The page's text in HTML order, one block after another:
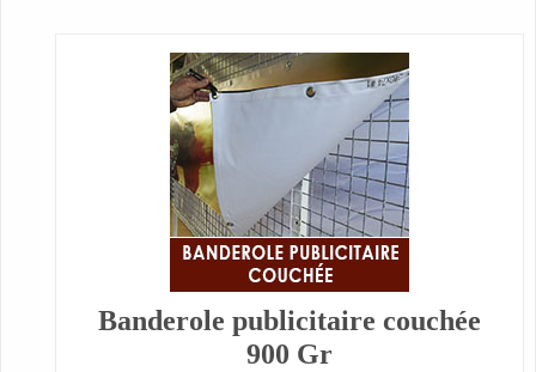
Banderole publicitaire couchée
900 Gr